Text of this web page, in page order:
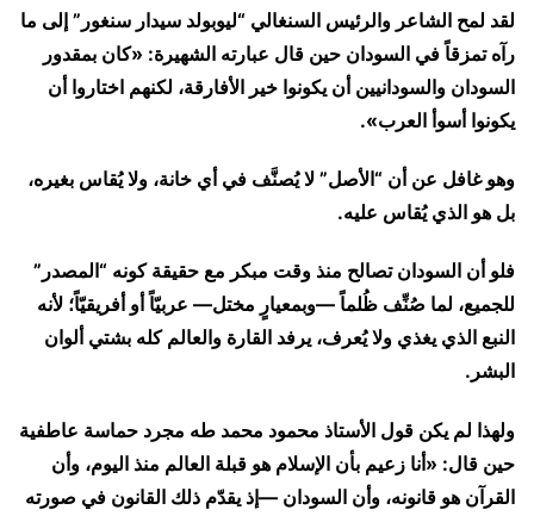
لقد لمح الشاعر والرئيس السنغالي “ليوبولد سيدار سنغور” إلى ما
رآه تمزقاً في السودان حين قال عبارته الشهيرة: «كان بمقدور
السودان والسودانيين أن يكونوا خير الأفارقة، لكنهم اختاروا أن
يكونوا أسوأ العرب».
وهو غافل عن أن “الأصل” لا يُصنَّف في أي خانة، ولا يُقاس بغيره،
بل هو الذي يُقاس عليه.
فلو أن السودان تصالح منذ وقت مبكر مع حقيقة كونه “المصدر”
للجميع، لما صُنِّف ظُلماً —وبمعيارٍ مختل— عربيّاً أو أفريقيّاً؛ لأنه
النبع الذي يغذي ولا يُعرف، يرفد القارة والعالم كله بشتي ألوان
البشر.
ولهذا لم يكن قول الأستاذ محمود محمد طه مجرد حماسة عاطفية
حين قال: «أنا زعيم بأن الإسلام هو قبلة العالم منذ اليوم، وأن
القرآن هو قانونه، وأن السودان —إذ يقدّم ذلك القانون في صورته